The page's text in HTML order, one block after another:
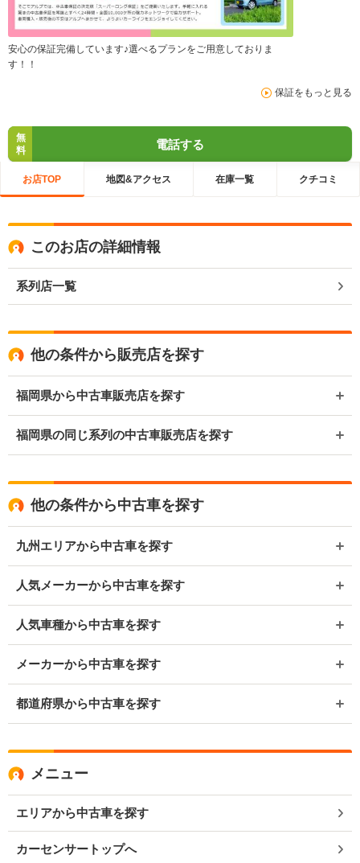
安心の保証完備しています♪選べるプランをご用意しておりま
す！！
保証をもっと見る
無
料
電話する
お店TOP 地図&アクセス 在庫一覧 クチコミ
このお店の詳細情報
系列店一覧
他の条件から販売店を探す
福岡県から中古車販売店を探す
福岡県の同じ系列の中古車販売店を探す
他の条件から中古車を探す
九州エリアから中古車を探す
人気メーカーから中古車を探す
人気車種から中古車を探す
メーカーから中古車を探す
都道府県から中古車を探す
メニュー
エリアから中古車を探す
カーセンサートップへ